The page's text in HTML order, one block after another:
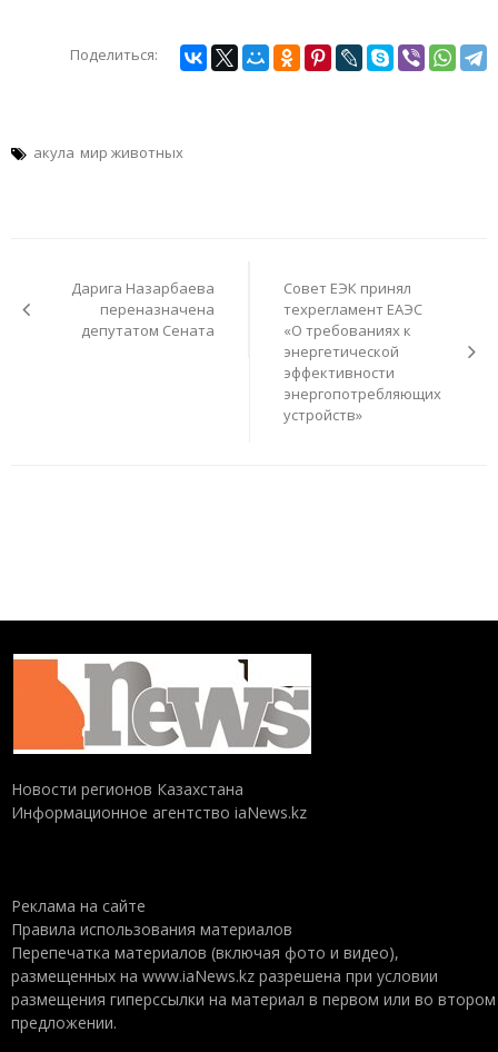
Поделиться:
акула мир животных
записямДарига Назарбаева
переназначена
депутатом Сената
Совет ЕЭК принял
техрегламент ЕАЭС
«О требованиях к
энергетической
эффективности
энергопотребляющих
устройств»
Новости регионов Казахстана
Информационное агентство iaNews.kz
Реклама на сайте
Правила использования материалов
Перепечатка материалов (включая фото и видео),
размещенных на www.iaNews.kz разрешена при условии
размещения гиперссылки на материал в первом или во втором
предложении.